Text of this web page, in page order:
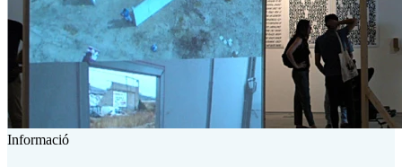
Informació